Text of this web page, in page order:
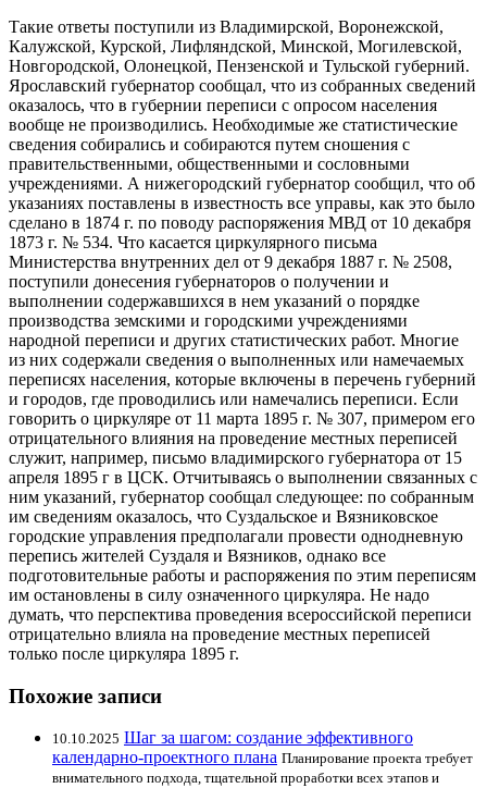
Такие ответы поступили из Владимирской, Воронежской,
Калужской, Курской, Лифляндской, Минской, Могилевской,
Новгородской, Олонецкой, Пензенской и Тульской губерний.
Ярославский губернатор сообщал, что из собранных сведений
оказалось, что в губернии переписи с опросом населения
вообще не производились. Необходимые же статистические
сведения собирались и собираются путем сношения с
правительственными, общественными и сословными
учреждениями. А нижегородский губернатор сообщил, что об
указаниях поставлены в известность все управы, как это было
сделано в 1874 г. по поводу распоряжения МВД от 10 декабря
1873 г. № 534. Что касается циркулярного письма
Министерства внутренних дел от 9 декабря 1887 г. № 2508,
поступили донесения губернаторов о получении и
выполнении содержавшихся в нем указаний о порядке
производства земскими и городскими учреждениями
народной переписи и других статистических работ. Многие
из них содержали сведения о выполненных или намечаемых
переписях населения, которые включены в перечень губерний
и городов, где проводились или намечались переписи. Если
говорить о циркуляре от 11 марта 1895 г. № 307, примером его
отрицательного влияния на проведение местных переписей
служит, например, письмо владимирского губернатора от 15
апреля 1895 г в ЦСК. Отчитываясь о выполнении связанных с
ним указаний, губернатор сообщал следующее: по собранным
им сведениям оказалось, что Суздальское и Вязниковское
городские управления предполагали провести однодневную
перепись жителей Суздаля и Вязников, однако все
подготовительные работы и распоряжения по этим переписям
им остановлены в силу означенного циркуляра. Не надо
думать, что перспектива проведения всероссийской переписи
отрицательно влияла на проведение местных переписей
только после циркуляра 1895 г.
Похожие записи
10.10.2025 Шаг за шагом: создание эффективного
календарно-проектного плана Планирование проекта требует
внимательного подхода, тщательной проработки всех этапов и